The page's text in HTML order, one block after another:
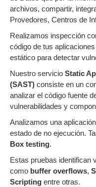
archivos, compartir,
Provedores, Centros de
Realizamos inspección
código de tus
estático para detectar
Nuestro servicio Static
(SAST) consiste en un
analizar el código fuente
vulnerabilidades y
Analizamos una
estado de no ejecución.
Box testing.
Estas pruebas identifican
como buffer overflows,
Scripting entre otras.